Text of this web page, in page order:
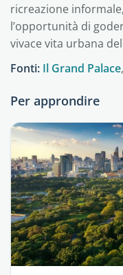
ricreazione
l’opportunità di
vivace vita urbana
Fonti: Il Grand Palace,
Per approndire